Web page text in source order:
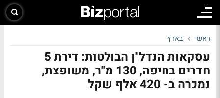
ראשי בארץ
עסקאות הנדל"ן הבולטות: דירת 5
חדרים בחיפה, 130 מ"ר, משופצת,
נמכרה ב- 420 אלף שקל